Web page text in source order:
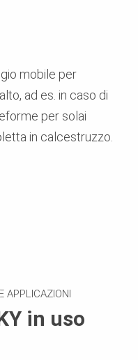
mobile per
ad es. in caso di
per solai
in calcestruzzo.
APPLICAZIONI
in uso